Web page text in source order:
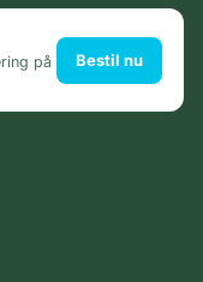
på
Bestil nu